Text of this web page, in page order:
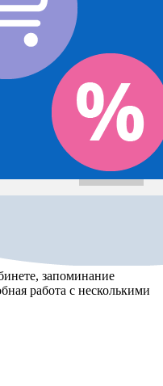
запоминание
работа с несколькими